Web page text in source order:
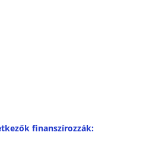
finanszírozzák: